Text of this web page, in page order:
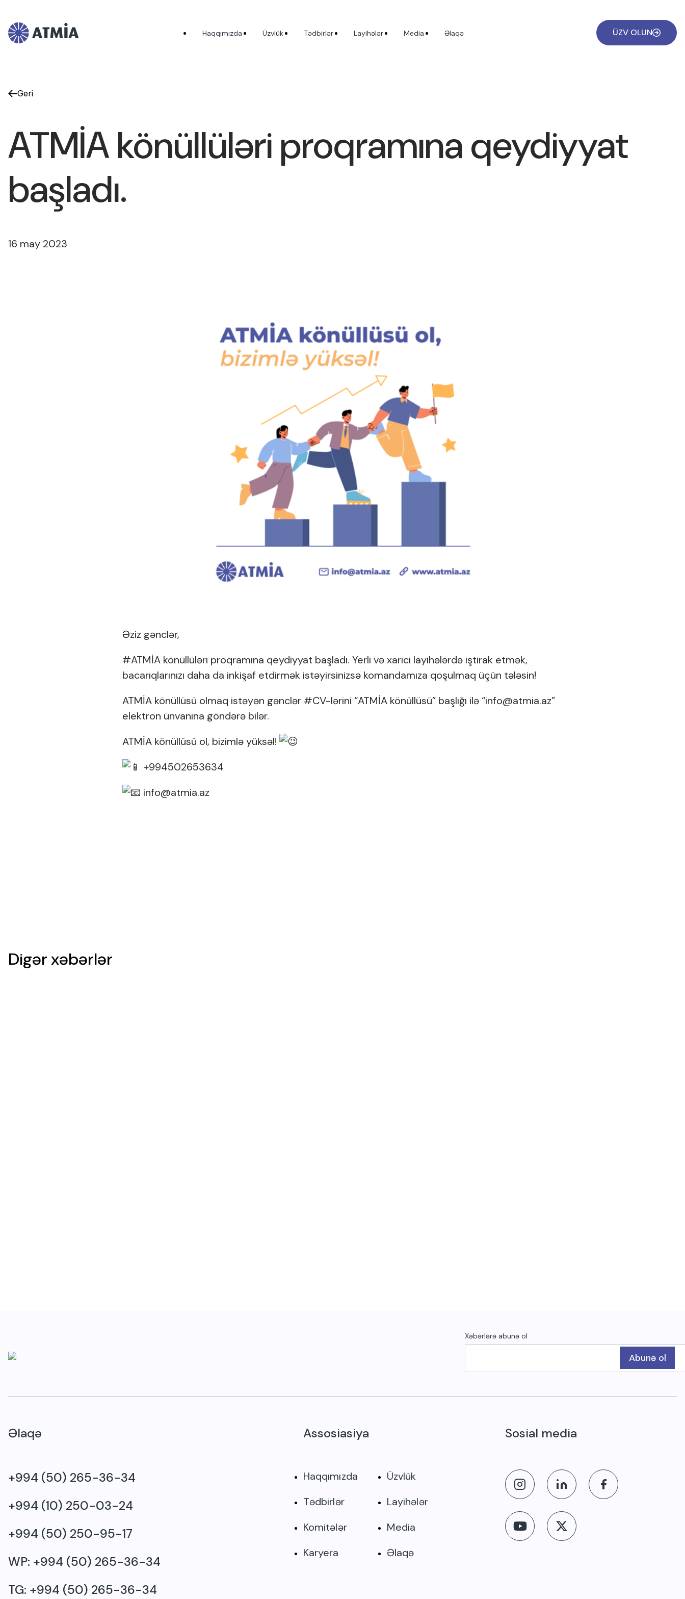
Haqqımızda Üzvlük Tədbirlər Layihələr Media Əlaqə ÜZV OLUN
Geri
ATMİA könüllüləri proqramına qeydiyyat
başladı.
16 may 2023
Əziz gənclər,
#ATMİA könüllüləri proqramına qeydiyyat başladı. Yerli və xarici layihələrdə iştirak etmək,
bacarıqlarınızı daha da inkişaf etdirmək istəyirsinizsə komandamıza qoşulmaq üçün tələsin!
ATMİA könüllüsü olmaq istəyən gənclər #CV-lərini “ATMİA könüllüsü” başlığı ilə “info@atmia.az”
elektron ünvanına göndərə bilər.
ATMİA könüllüsü ol, bizimlə yüksəl!
+994502653634
info@atmia.az
Digər xəbərlər
Xəbərlərə abunə ol
Abunə ol
Əlaqə
+994 (50) 265-36-34
+994 (10) 250-03-24
+994 (50) 250-95-17
WP: +994 (50) 265-36-34
TG: +994 (50) 265-36-34
Assosiasiya
Haqqımızda
Üzvlük
Tədbirlər
Layihələr
Komitələr
Media
Karyera
Əlaqə
Sosial media